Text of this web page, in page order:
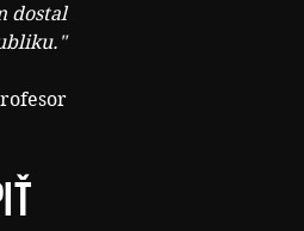
dostal